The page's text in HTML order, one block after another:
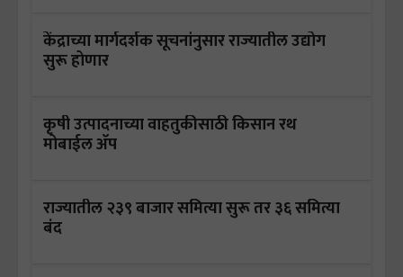
केंद्राच्या मार्गदर्शक सूचनांनुसार राज्यातील उद्योग
सुरू होणार
कृषी उत्पादनाच्या वाहतुकीसाठी किसान रथ
मोबाईल अ‍ॅप
राज्यातील २३९ बाजार समित्या सुरू तर ३६ समित्या
बंद